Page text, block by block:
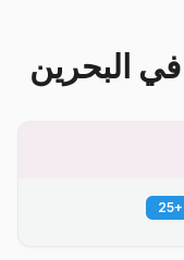
في البحرين
+
25